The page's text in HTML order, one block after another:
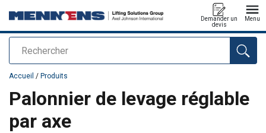
Rechercher
Demander un
devis
Menu
Ajouté au panier
Accueil / Produits
Palonnier de levage réglable
par axe